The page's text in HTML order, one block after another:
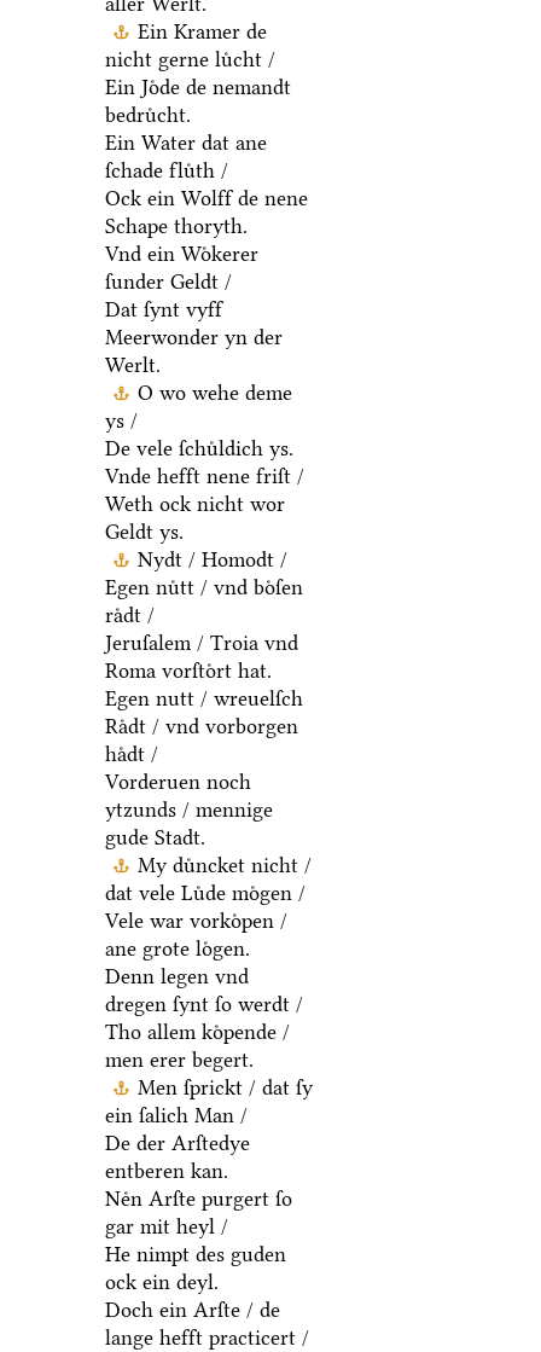
Ein Kramer de
nicht gerne luͤcht /
Ein Joͤde de nemandt
bedruͤcht.
Ein Water dat ane
ſchade fluͤth /
Ock ein Wolff de nene
Schape thoryth.
Vnd ein Woͤkerer
ſunder Geldt /
Dat ſynt vyff
Meerwonder yn der
Werlt.
O wo wehe deme
ys /
De vele ſchuͤldich ys.
Vnde hefft nene friſt /
Weth ock nicht wor
Geldt ys.
Nydt / Homodt /
Egen nuͤtt / vnd boͤſen
raͤdt /
Jeruſalem / Troia vnd
Roma vorſtoͤrt hat.
Egen nutt / wreuelſch
Raͤdt / vnd vorborgen
haͤdt /
Vorderuen noch
ytzunds / mennige
gude Stadt.
My duͤncket nicht /
dat vele Luͤde moͤgen /
Vele war vorkoͤpen /
ane grote loͤgen.
Denn legen vnd
dregen ſynt ſo werdt /
Tho allem koͤpende /
men erer begert.
Men ſprickt / dat ſy
ein ſalich Man /
De der Arſtedye
entberen kan.
Neͤn Arſte purgert ſo
gar mit heyl /
He nimpt des guden
ock ein deyl.
Doch ein Arſte / de
lange hefft practicert /